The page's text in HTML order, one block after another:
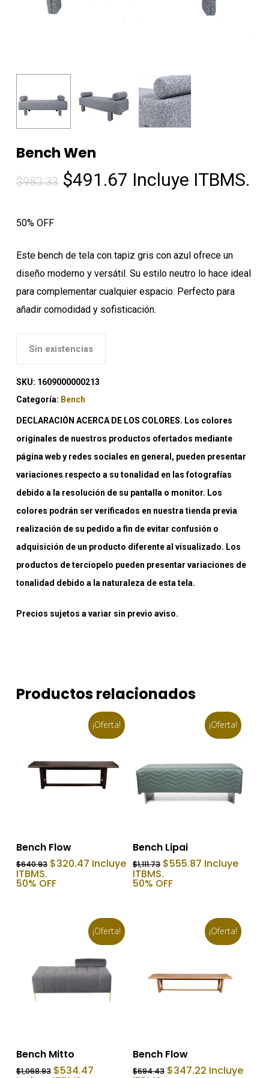
Bench Wen
$983.33 El
$983.33.
$491.67 El
$491.67.
Incluye ITBMS.
50% OFF
Este bench de tela con tapiz gris con azul ofrece un
diseño moderno y versátil. Su estilo neutro lo hace ideal
para complementar cualquier espacio. Perfecto para
añadir comodidad y sofisticación.
Sin existencias
SKU: 1609000000213
Categoría: Bench
DECLARACIÓN ACERCA DE LOS COLORES. Los colores
originales de nuestros productos ofertados mediante
página web y redes sociales en general, pueden presentar
variaciones respecto a su tonalidad en las fotografías
debido a la resolución de su pantalla o monitor. Los
colores podrán ser verificados en nuestra tienda previa
realización de su pedido a fin de evitar confusión o
adquisición de un producto diferente al visualizado. Los
productos de terciopelo pueden presentar variaciones de
tonalidad debido a la naturaleza de esta tela.
Precios sujetos a variar sin previo aviso.
Productos relacionados
¡Oferta!
Añadir Al Carrito
Bench Flow
$640.93 El
original
$320.47El
precio
Incluye
ITBMS.
50% OFF
¡Oferta!
Añadir Al Carrito
Bench Lipai
$1,111.73 El
precio
original
$555.87 El
precio
Incluye
ITBMS.
50% OFF
¡Oferta!
Añadir Al Carrito
Bench Mitto
$1,068.93 El
$534.47El
¡Oferta!
Añadir Al Carrito
Bench Flow
$694.43 El
$347.22 El
Incluye